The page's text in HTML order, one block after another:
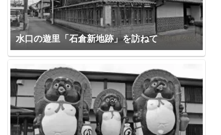
水口の遊里「石倉新地跡」を訪ねて